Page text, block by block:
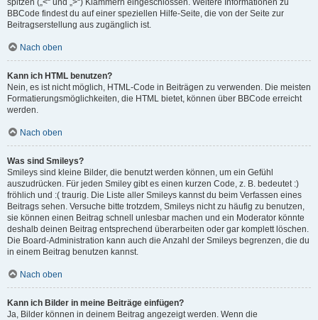
spitzen („<“ und „>“) Klammern eingeschlossen. Weitere Informationen zu
BBCode findest du auf einer speziellen Hilfe-Seite, die von der Seite zur
Beitragserstellung aus zugänglich ist.
Nach oben
Kann ich HTML benutzen?
Nein, es ist nicht möglich, HTML-Code in Beiträgen zu verwenden. Die meisten
Formatierungsmöglichkeiten, die HTML bietet, können über BBCode erreicht
werden.
Nach oben
Was sind Smileys?
Smileys sind kleine Bilder, die benutzt werden können, um ein Gefühl
auszudrücken. Für jeden Smiley gibt es einen kurzen Code, z. B. bedeutet :)
fröhlich und :( traurig. Die Liste aller Smileys kannst du beim Verfassen eines
Beitrags sehen. Versuche bitte trotzdem, Smileys nicht zu häufig zu benutzen,
sie können einen Beitrag schnell unlesbar machen und ein Moderator könnte
deshalb deinen Beitrag entsprechend überarbeiten oder gar komplett löschen.
Die Board-Administration kann auch die Anzahl der Smileys begrenzen, die du
in einem Beitrag benutzen kannst.
Nach oben
Kann ich Bilder in meine Beiträge einfügen?
Ja, Bilder können in deinem Beitrag angezeigt werden. Wenn die